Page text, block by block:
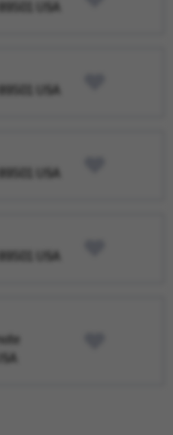
USA
USA
USA
USA